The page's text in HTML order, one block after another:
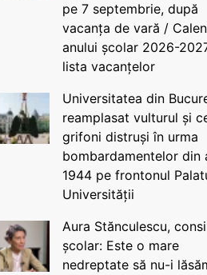
pe 7 septembrie, după
vacanța de vară /
anului școlar 2026-
lista vacanțelor
Universitatea din
reamplasat vulturul și
grifoni distruși în urma
bombardamentelor din
1944 pe frontonul
Universității
Aura Stănculescu,
școlar: Este o mare
nedreptate să nu-i